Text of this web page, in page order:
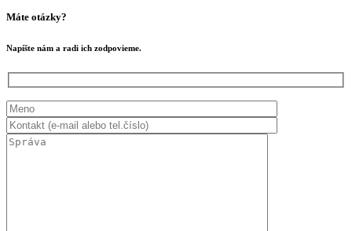
Máte otázky?
Napíšte nám a radi ich zodpovieme.